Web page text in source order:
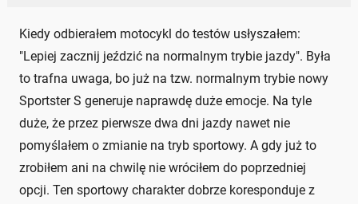
Kiedy odbierałem motocykl do testów usłyszałem:
"Lepiej zacznij jeździć na normalnym trybie jazdy". Była
to trafna uwaga, bo już na tzw. normalnym trybie nowy
Sportster S generuje naprawdę duże emocje. Na tyle
duże, że przez pierwsze dwa dni jazdy nawet nie
pomyślałem o zmianie na tryb sportowy. A gdy już to
zrobiłem ani na chwilę nie wróciłem do poprzedniej
opcji. Ten sportowy charakter dobrze koresponduje z